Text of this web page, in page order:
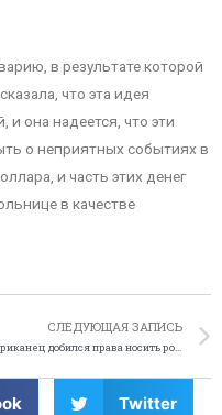
в результате которой
что эта идея
и она надеется, что эти
о неприятных событиях в
и часть этих денег
в качестве
СЛЕДУЮЩАЯ ЗАПИСЬ
Американец добился права носить рога на официальных фотографиях
Twitter